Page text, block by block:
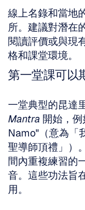
線上名錄和當地
所。建議對潛在
閱讀評價或與現
格和課堂環境。
第一堂課可以
一堂典型的昆達
Mantra 開始，
Namo"（意為「
聖導師頂禮」）
間內重複練習的
音。這些功法旨
用。